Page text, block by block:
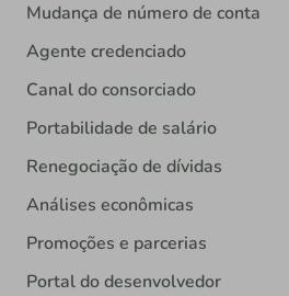
Mudança de número de conta
Agente credenciado
Canal do consorciado
Portabilidade de salário
Renegociação de dívidas
Análises econômicas
Promoções e parcerias
Portal do desenvolvedor